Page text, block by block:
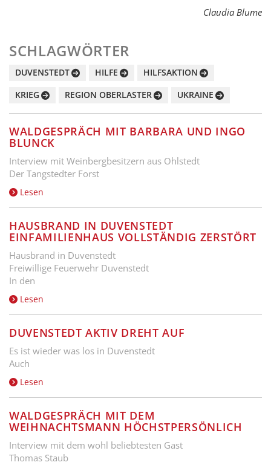
Claudia Blume
SCHLAGWÖRTER
DUVENSTEDT HILFE
HILFSAKTION
KRIEG
REGION OBERLASTER UKRAINE
WALDGESPRÄCH MIT BARBARA UND INGO
BLUNCK
Interview mit Weinbergbesitzern aus Ohlstedt
Der Tangstedter Forst
Lesen
HAUSBRAND IN DUVENSTEDT
EINFAMILIENHAUS VOLLSTÄNDIG ZERSTÖRT
Hausbrand in Duvenstedt
Freiwillige Feuerwehr Duvenstedt
In den
Lesen
DUVENSTEDT AKTIV DREHT AUF
Es ist wieder was los in Duvenstedt
Auch
Lesen
WALDGESPRÄCH MIT DEM
WEIHNACHTSMANN HÖCHSTPERSÖNLICH
Interview mit dem wohl beliebtesten Gast
Thomas Staub